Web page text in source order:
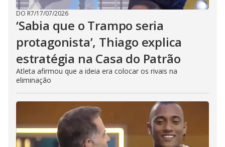
DO R7/17/07/2026
‘Sabia que o Trampo seria
protagonista’, Thiago explica
estratégia na Casa do Patrão
Atleta afirmou que a ideia era colocar os rivais na
eliminação